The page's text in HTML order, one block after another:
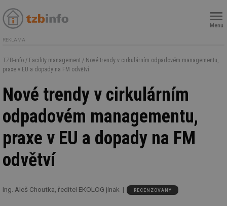
Menu
REKLAMA
TZB-info / Facility management / Nové trendy v cirkulárním odpadovém managementu,
praxe v EU a dopady na FM odvětví
Nové trendy v cirkulárním
odpadovém managementu,
praxe v EU a dopady na FM
odvětví
Ing. Aleš Choutka, ředitel EKOLOG jinak RECENZOVANÝ